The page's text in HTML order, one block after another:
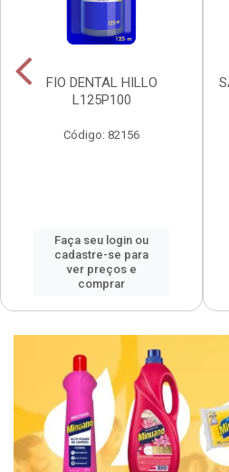
FIO DENTAL HILLO
L125P100
Código: 82156
Faça seu login ou
cadastre-se para
ver preços e
comprar